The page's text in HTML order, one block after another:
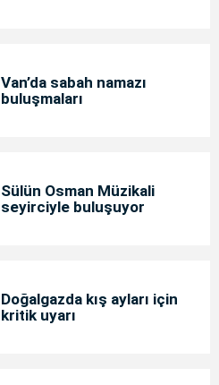
Van’da sabah namazı
buluşmaları
Sülün Osman Müzikali
seyirciyle buluşuyor
Doğalgazda kış ayları için
kritik uyarı